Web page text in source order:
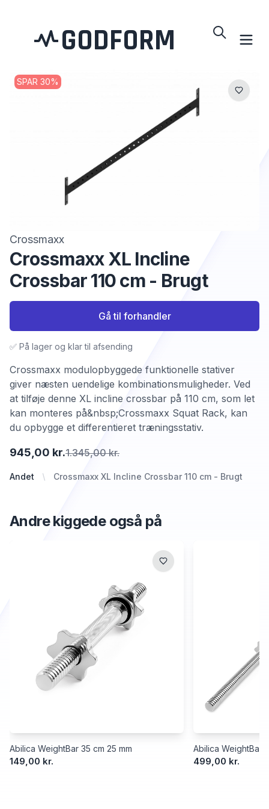
GODFORM
Crossmaxx
Crossmaxx XL Incline
Crossbar 110 cm - Brugt
Andet Crossmaxx XL Incline Crossbar 110 cm - Brugt
945,00 kr.1.345,00 kr.
Crossmaxx modulopbyggede funktionelle stativer
giver næsten uendelige kombinationsmuligheder. Ved
at tilføje denne XL incline crossbar på 110 cm, som let
kan monteres på&nbsp;Crossmaxx Squat Rack, kan
du opbygge et differentieret træningsstativ.
✅ På lager og klar til afsending
Gå til forhandler
SPAR 30%
Andre kiggede også på
Abilica WeightBar 35 cm 25 mm
149,00 kr.
Abilica WeightBar
499,00 kr.